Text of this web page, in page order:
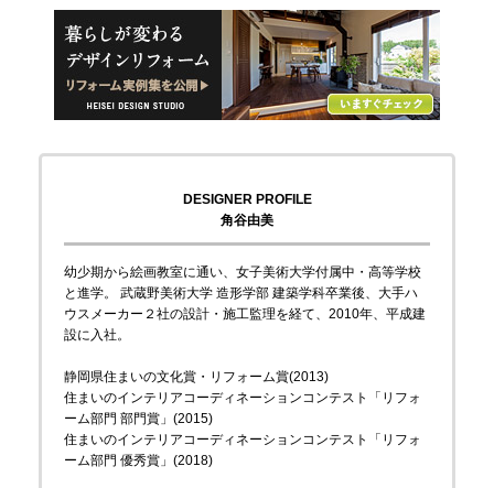
DESIGNER PROFILE
角谷由美
幼少期から絵画教室に通い、女子美術大学付属中・高等学校
と進学。 武蔵野美術大学 造形学部 建築学科卒業後、大手ハ
ウスメーカー２社の設計・施工監理を経て、2010年、平成建
設に入社。
静岡県住まいの文化賞・リフォーム賞(2013)
住まいのインテリアコーディネーションコンテスト「リフォ
ーム部門 部門賞」(2015)
住まいのインテリアコーディネーションコンテスト「リフォ
ーム部門 優秀賞」(2018)